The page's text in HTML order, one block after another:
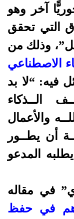
آخر وهو
التي تحقق
وذلك من
الاصطناعي
فيه:“لا بد
الــذكاء
والأعمال
أن يطــور
المدعو
في مقاله
في حفظ